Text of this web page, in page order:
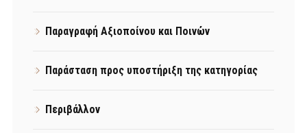
Παραγραφή Αξιοποίνου και Ποινών
Παράσταση προς υποστήριξη της κατηγορίας
Περιβάλλον